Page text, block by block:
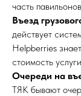
часть
Въезд
действует
Helpberries
стоимость
Очереди на
ТЯК бывают